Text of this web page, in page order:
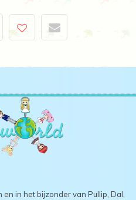
in het bijzonder van Pullip, Dal,